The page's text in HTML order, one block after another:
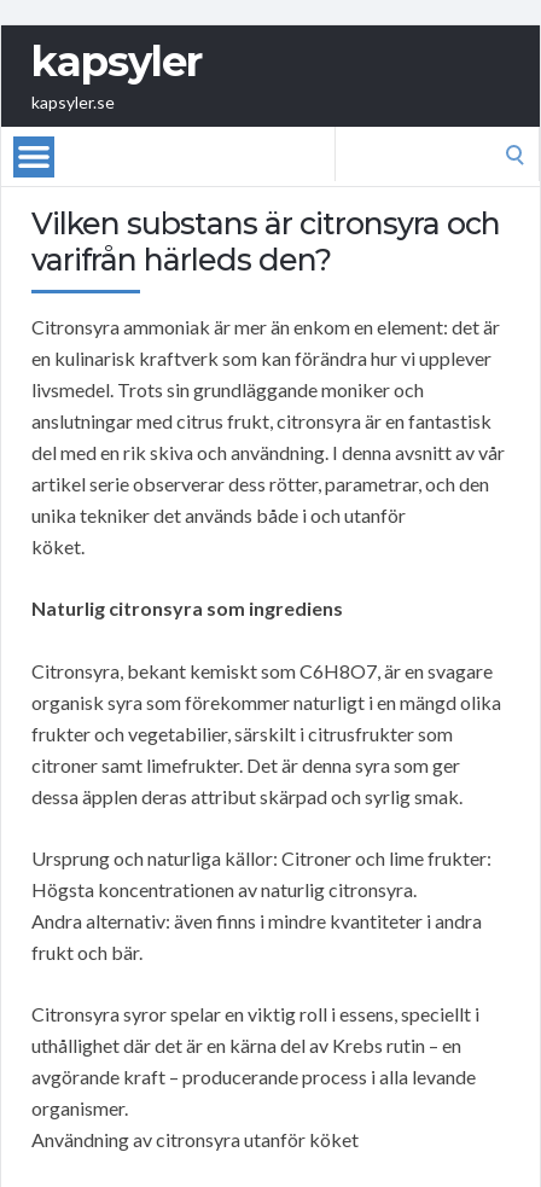
kapsyler
kapsyler.se
Vilken substans är citronsyra och
varifrån härleds den?
Citronsyra ammoniak är mer än enkom en element: det är
en kulinarisk kraftverk som kan förändra hur vi upplever
livsmedel. Trots sin grundläggande moniker och
anslutningar med citrus frukt, citronsyra är en fantastisk
del med en rik skiva och användning. I denna avsnitt av vår
artikel serie observerar dess rötter, parametrar, och den
unika tekniker det används både i och utanför
köket.
Naturlig citronsyra som ingrediens
Citronsyra, bekant kemiskt som C6H8O7, är en svagare
organisk syra som förekommer naturligt i en mängd olika
frukter och vegetabilier, särskilt i citrusfrukter som
citroner samt limefrukter. Det är denna syra som ger
dessa äpplen deras attribut skärpad och syrlig smak.
Ursprung och naturliga källor: Citroner och lime frukter:
Högsta koncentrationen av naturlig citronsyra.
Andra alternativ: även finns i mindre kvantiteter i andra
frukt och bär.
Citronsyra syror spelar en viktig roll i essens, speciellt i
uthållighet där det är en kärna del av Krebs rutin – en
avgörande kraft – producerande process i alla levande
organismer.
Användning av citronsyra utanför köket